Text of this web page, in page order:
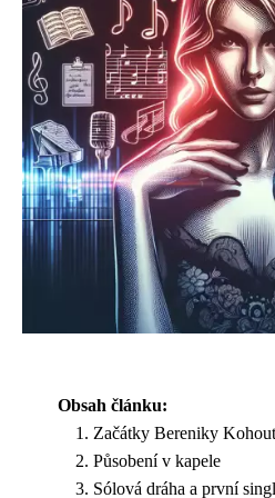
Obsah článku:
Začátky Bereniky
Působení v kapele
Sólová dráha a první